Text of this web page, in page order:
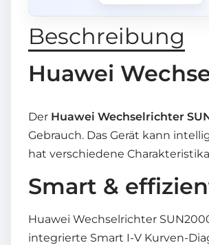
Beschreibung
Huawei
Der Huawei Wechselrichter
Gebrauch. Das Gerät kann
hat verschiedene
Smart &
Huawei Wechselrichter
integrierte Smart I-V Kurven-